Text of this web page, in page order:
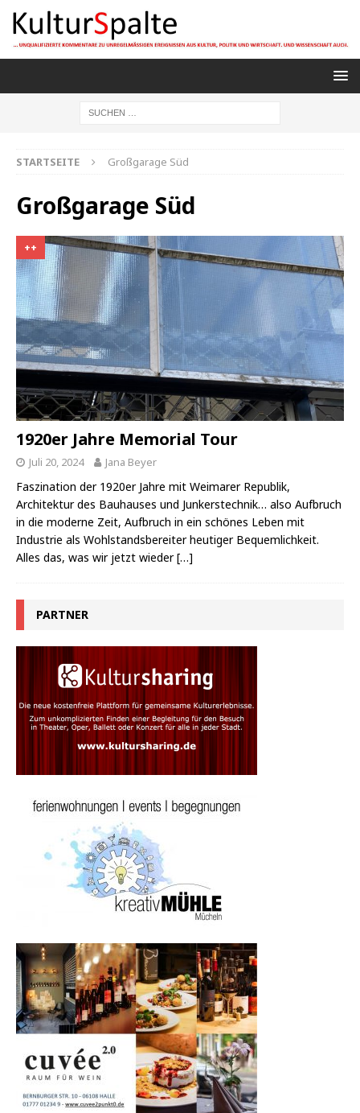
STARTSEITE Großgarage Süd
Großgarage Süd
++
1920er Jahre Memorial Tour
Juli 20, 2024 Jana Beyer
Faszination der 1920er Jahre mit Weimarer Republik,
Architektur des Bauhauses und Junkerstechnik… also Aufbruch
in die moderne Zeit, Aufbruch in ein schönes Leben mit
Industrie als Wohlstandsbereiter heutiger Bequemlichkeit.
Alles das, was wir jetzt wieder[…]
PARTNER